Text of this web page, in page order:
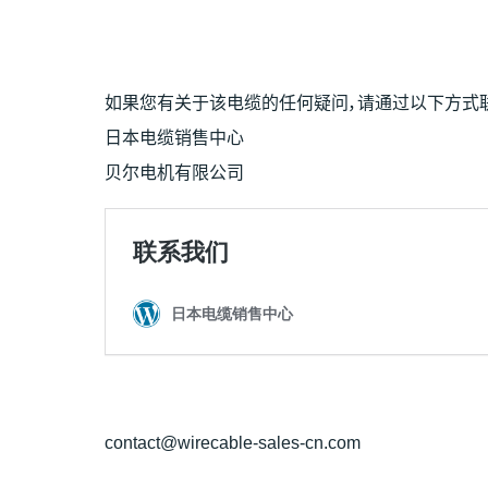
如果您有关于该电缆的任何疑问，请通过以下方式
日本电缆销售中心
贝尔电机有限公司
contact@wirecable-sales-cn.com